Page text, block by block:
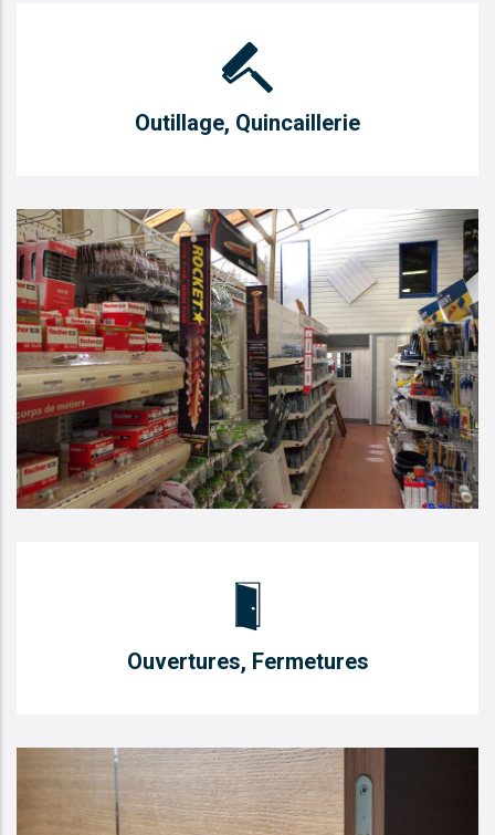
Outillage, Quincaillerie
Ouvertures, Fermetures